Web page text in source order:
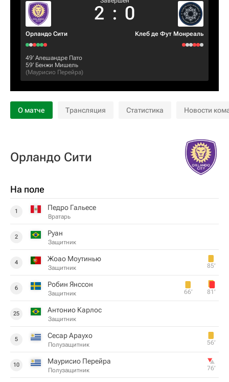
Орландо Сити
2 : 0
Клеб де Фут Монреаль
49‎’‎ Алешандре Пато
59‎’‎ Бенжи Мишель
(Маурисио Перейра)
О матче Трансляция Статистика Новости
Орландо Сити
На поле
1 Педро Гальесе
Вратарь
2 Руан
Защитник
4 Жоао Моутинью
Защитник 85‎’‎
6 Робин Янссон
Защитник 66‎’‎ 81‎’‎
25 Антонио Карлос
Защитник
5 Сесар Араухо
Полузащитник 56‎’‎
10 Маурисио Перейра
Полузащитник 76‎’‎